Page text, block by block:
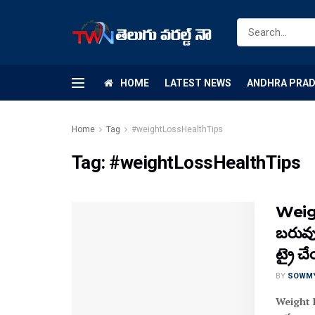
HOME LATEST NEWS ANDHRA
Home Tag #weightLossHealthTips
Tag: #weightLossHealthTips
ట్రై
BY
Weight